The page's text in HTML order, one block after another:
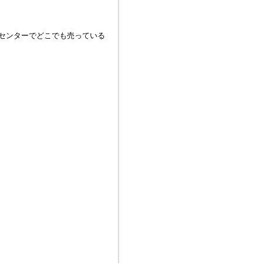
ンターでどこでも売っている